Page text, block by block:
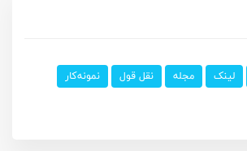
لینک مجله نقل قول
نمونه‌کار